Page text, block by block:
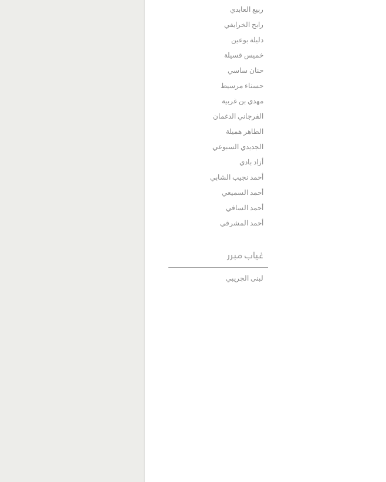
ربيع العابدي
رابح الخرايفي
دليلة بوعين
خميس قسيلة
حنان ساسي
حسناء مرسيط
مهدي بن غربية
الفرجاني الدغمان
الطاهر هميلة
الجديدي السبوعي
أزاد بادي
أحمد نجيب الشابي
أحمد السميعي
أحمد السافي
أحمد المشرقي
غياب مبرر
لبنى الجريبي